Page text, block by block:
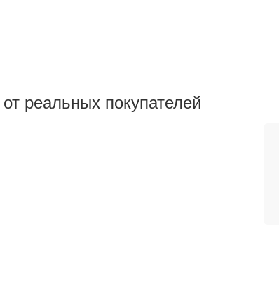
от реальных покупателeй